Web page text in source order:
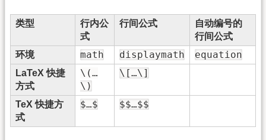
类型
行内公
式
行间公式
自动编号的
行间公式
环境
math displaymath equation
LaTeX 快捷
方式
\(…
\)
\[…\]
TeX 快捷方
式
$…$ $$…$$